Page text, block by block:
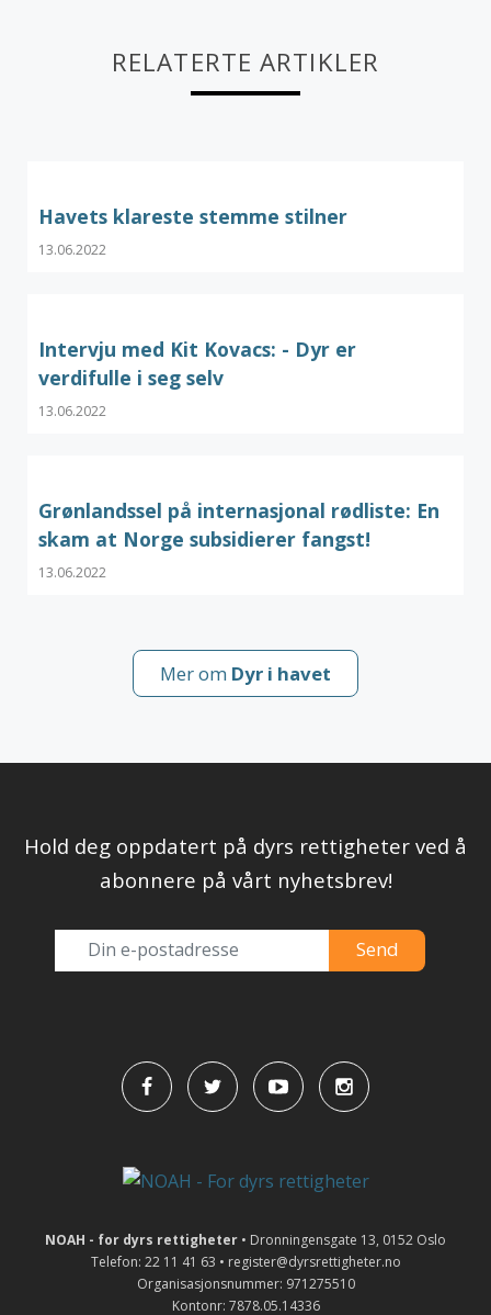
RELATERTE ARTIKLER
Havets klareste stemme stilner
13.06.2022
Intervju med Kit Kovacs: - Dyr er
verdifulle i seg selv
13.06.2022
Grønlandssel på internasjonal rødliste: En
skam at Norge subsidierer fangst!
13.06.2022
Mer om Dyr i havet
Hold deg oppdatert på dyrs rettigheter ved å
abonnere på vårt nyhetsbrev!
NOAH - for dyrs rettigheter • Dronningensgate 13, 0152 Oslo
Telefon: 22 11 41 63 • register@dyrsrettigheter.no
Organisasjonsnummer: 971275510
Kontonr: 7878.05.14336